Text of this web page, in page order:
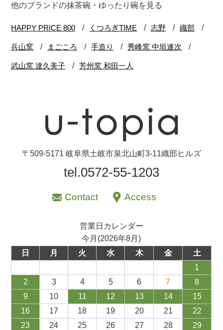
他のブランドの抹茶碗・ゆったり碗を見る
〒509-5171 岐阜県土岐市泉北山町3-11織部ヒルズ
tel.0572-55-1203
Contact Access
営業日カレンダー
今月(2026年8月)
日
月 火 水 木 金
土
1
2
3 4 5 6 7
8
9
10 11 12 13 14
15
16
17 18 19 20 21
22
23
24 25 26 27 28 29